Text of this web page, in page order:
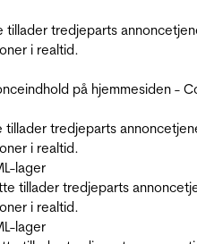
tredjeparts
i realtid.
på hjemmesiden
tredjeparts
i realtid.
lager
tillader tredjeparts
i realtid.
lager